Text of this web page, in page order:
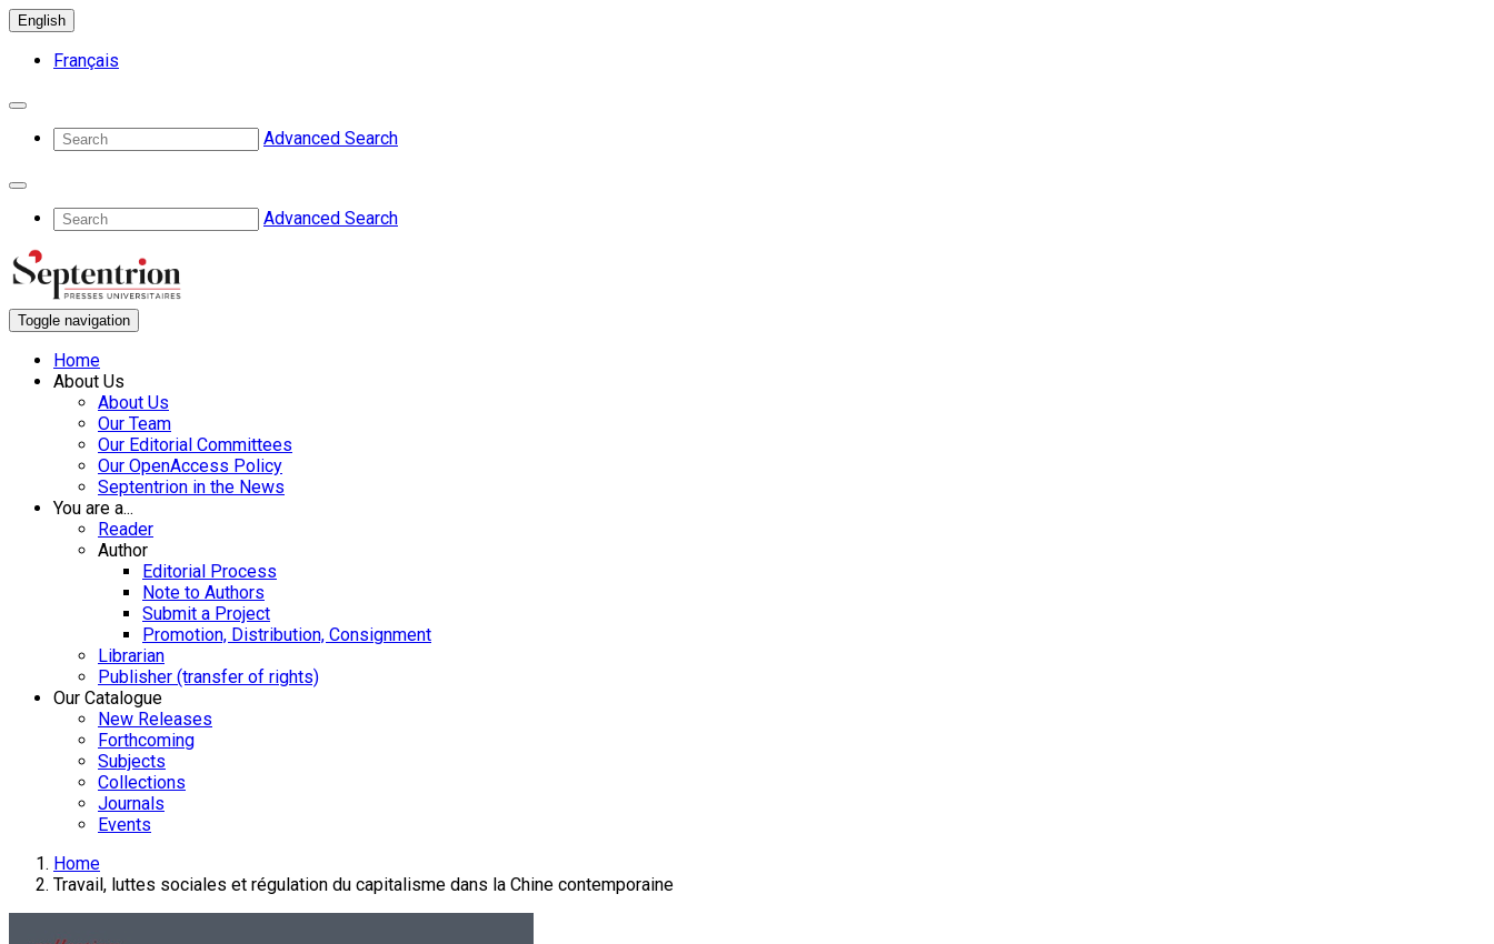
English
Français
Advanced Search
Advanced Search
Toggle navigation
Home
About Us
About Us
Our Team
Our Editorial Committees
Our OpenAccess Policy
Septentrion in the News
You are a...
Reader
Author
Editorial Process
Note to Authors
Submit a Project
Promotion, Distribution, Consignment
Librarian
Publisher (transfer of rights)
Our Catalogue
New Releases
Forthcoming
Subjects
Collections
Journals
Events
Home
Travail, luttes sociales et régulation du capitalisme dans la Chine contemporaine